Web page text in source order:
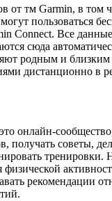
от тм Garmin, в том
пользоваться
Connect. Все
сюда
родным и близким
дистанционно в
онлайн-
получать советы,
тренировки.
рекомендации